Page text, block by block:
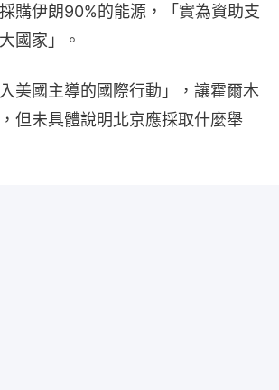
購伊朗90%的能源，「實為資助支
國家」。
美國主導的國際行動」，讓霍爾木
但未具體說明北京應採取什麼舉